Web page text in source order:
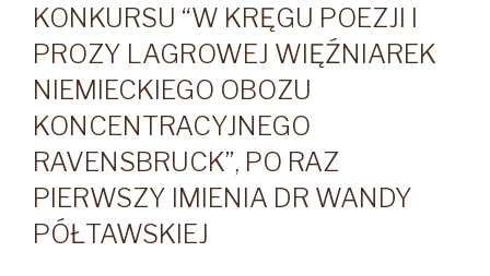
KONKURSU “W KRĘGU POEZJI I
PROZY LAGROWEJ WIĘŹNIAREK
NIEMIECKIEGO OBOZU
KONCENTRACYJNEGO
RAVENSBRUCK”, PO RAZ
PIERWSZY IMIENIA DR WANDY
PÓŁTAWSKIEJ